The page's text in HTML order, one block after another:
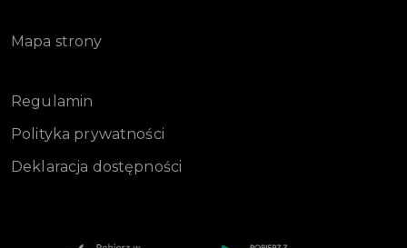
Mapa strony
Regulamin
Polityka prywatności
Deklaracja dostępności